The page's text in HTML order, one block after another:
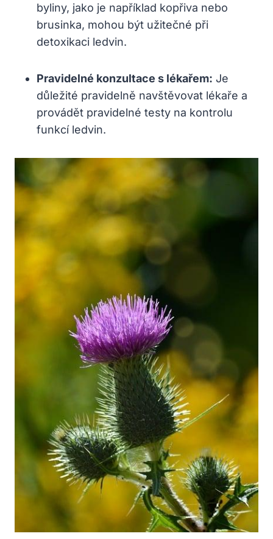
byliny, jako je například kopřiva nebo
brusinka, mohou být užitečné při
detoxikaci ledvin.
Pravidelné konzultace s lékařem: Je
důležité pravidelně navštěvovat lékaře a
provádět pravidelné​ testy na⁣ kontrolu
funkcí ledvin.